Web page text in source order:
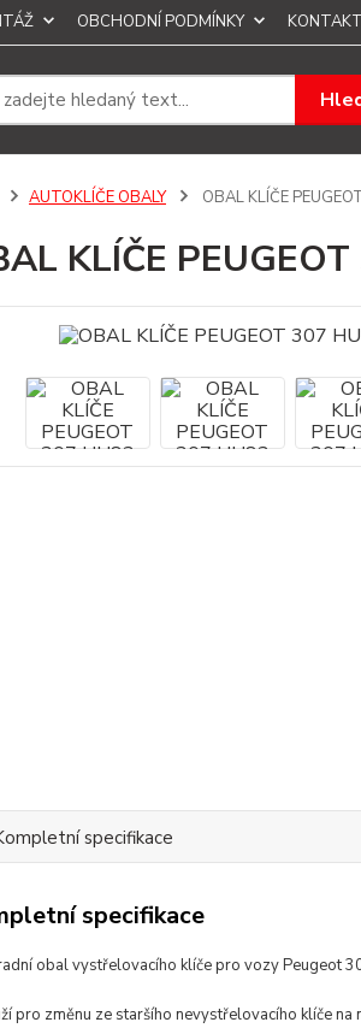
OBCHODNÍ PODMÍNKY KONTAKT
AUTOKLÍČE OBALY OBAL KLÍČE
KLÍČE
specifikace
specifikace
obal vystřelovacího klíče pro vozy Peugeot
pro změnu ze staršího nevystřelovacího klíče